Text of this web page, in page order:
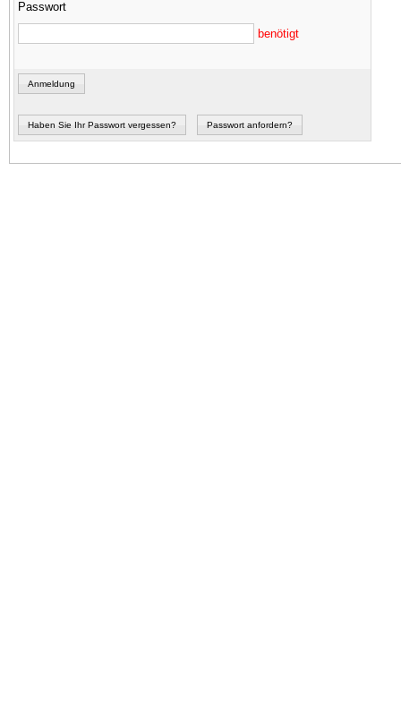
Passwort
benötigt
Anmeldung
Haben Sie Ihr Passwort vergessen? Passwort anfordern?